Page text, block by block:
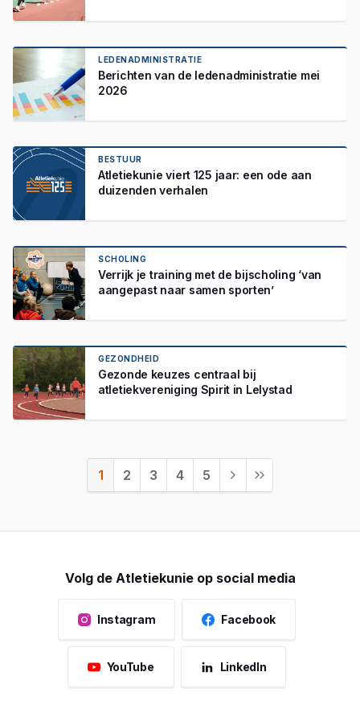
LEDENADMINISTRATIE
Berichten van de ledenadministratie mei
2026
BESTUUR
Atletiekunie viert 125 jaar: een ode aan
duizenden verhalen
SCHOLING
Verrijk je training met de bijscholing ‘van
aangepast naar samen sporten’
GEZONDHEID
Gezonde keuzes centraal bij
atletiekvereniging Spirit in Lelystad
1 2 3 4 5
Volg de Atletiekunie op social media
Instagram Facebook
YouTube LinkedIn